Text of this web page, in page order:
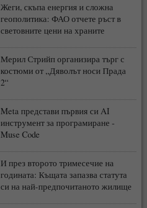
Жеги, скъпа енергия и сложна
геополитика: ФАО отчете ръст в
световните цени на храните
Мерил Стрийп организира търг с
костюми от „Дяволът носи Прада
2“
Meta представи първия си AI
инструмент за програмиране -
Muse Code
И през второто тримесечие на
годината: Къщата запазва статута
си на най-предпочитаното жилище